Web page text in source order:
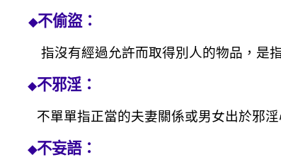
◆不偷盜：
指沒有經過允許而取得別人的物品，是
◆不邪淫：
不單單指正當的夫妻關係或男女出於邪
◆不妄語：